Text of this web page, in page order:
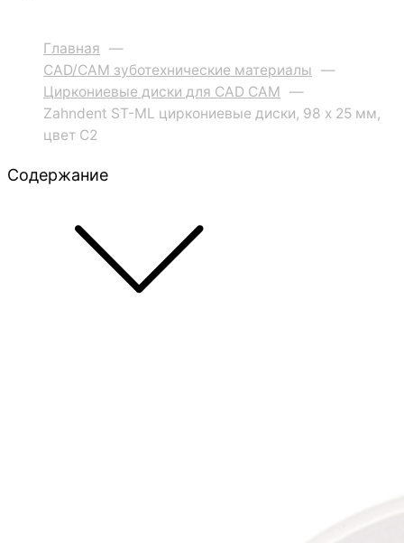
Главная —
CAD/CAM зуботехнические материалы —
Циркониевые диски для CAD CAM —
Zahndent ST-ML циркониевые диски, 98 х 25 мм,
цвет C2
Содержание